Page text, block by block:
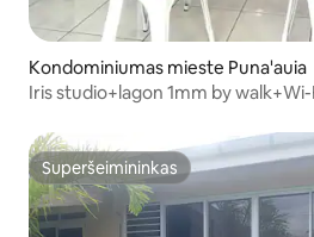
Kondominiumas mieste Puna'auia
Iris studio+lagon 1mm by
Superšeimininkas
Superšeimininkas